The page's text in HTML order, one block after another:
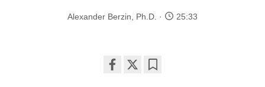
Alexander Berzin, Ph.D. 25:33